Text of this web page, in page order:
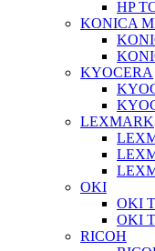
HP
KONICA
KYOCERA
LEXMARK
OKI
OKI
OKI
RICOH